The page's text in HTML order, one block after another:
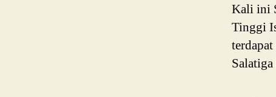
Kali ini
Tinggi